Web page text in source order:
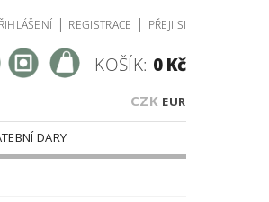
| REGISTRACE | PŘEJI SI
CZK EUR
KOŠÍK: 0 Kč
DARY